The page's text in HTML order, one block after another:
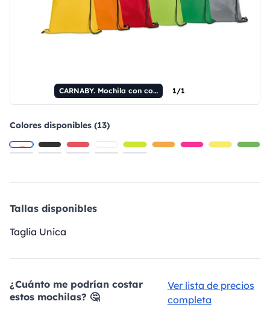
CARNABY. Mochila con cordón ajustable de 210D con cordones negros. 1/1
Colores disponibles (13)
Tallas disponibles
Taglia Unica
¿Cuánto me podrían costar
estos mochilas? 🤔
Ver lista de precios
completa